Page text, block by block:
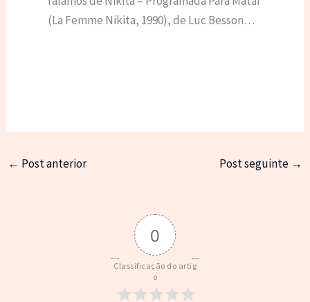
(La Femme Nikita, 1990), de Luc Besson…
← Post anterior Post seguinte →
0
Classificação do artig
o